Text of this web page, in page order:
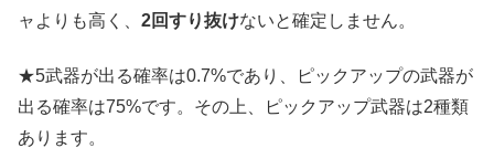
ャよりも高く、 2回すり抜けないと確定しません。
★5武器が出る確率は0.7%であり、ピックアップの武器が
出る確率は75%です。その上、ピックアップ武器は2種類
あります。